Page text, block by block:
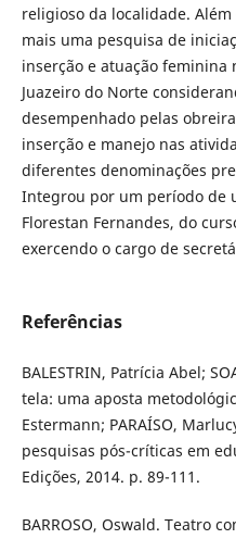
religioso da localidade.
mais uma pesquisa de
inserção e atuação feminina
Juazeiro do Norte
desempenhado pelas
inserção e manejo nas
diferentes denominações
Integrou por um período de
Florestan Fernandes, do
exercendo o cargo de
Referências
BALESTRIN, Patrícia Abel;
tela: uma aposta
Estermann; PARAÍSO,
pesquisas pós-críticas em
Edições, 2014. p. 89-111.
BARROSO, Oswald. Teatro